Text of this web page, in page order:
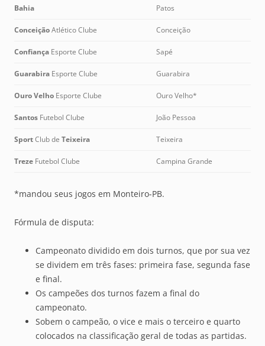
Bahia Patos
ConceiçãoAtlético Clube Conceição
Confiança Esporte Clube Sapé
Guarabira Esporte Clube Guarabira
Ouro Velho Esporte Clube Ouro Velho*
Santos Futebol Clube João Pessoa
SportClub de Teixeira Teixeira
Treze Futebol Clube Campina Grande
*mandou seus jogos em Monteiro-PB.
Fórmula de disputa:
Campeonato dividido em dois turnos, que por sua vez
se dividem em três fases: primeira fase, segunda fase
e final.
Os campeões dos turnos fazem a final do
campeonato.
Sobem o campeão, o vice e mais o terceiro e quarto
colocados na classificação geral de todas as partidas.